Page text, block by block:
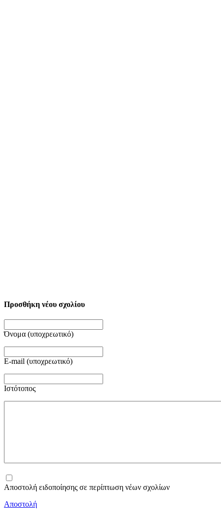
Προσθήκη νέου σχολίου
Όνομα (υποχρεωτικό)
E-mail (υποχρεωτικό)
Ιστότοπος
Αποστολή ειδοποίησης σε περίπτωση νέων σχολίων
Αποστολή